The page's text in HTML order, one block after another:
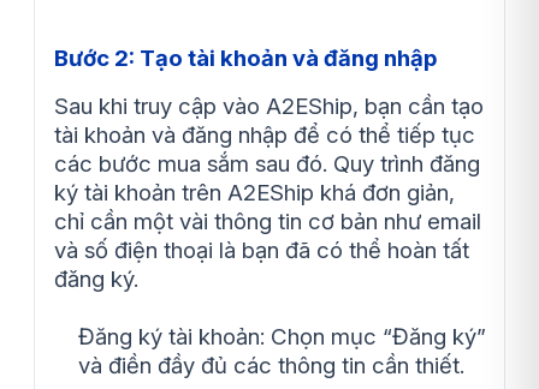
Bước 2: Tạo tài khoản và đăng nhập
Sau khi truy cập vào A2EShip, bạn cần tạo
tài khoản và đăng nhập để có thể tiếp tục
các bước mua sắm sau đó. Quy trình đăng
ký tài khoản trên A2EShip khá đơn giản,
chỉ cần một vài thông tin cơ bản như email
và số điện thoại là bạn đã có thể hoàn tất
đăng ký.
Đăng ký tài khoản: Chọn mục “Đăng ký”
và điền đầy đủ các thông tin cần thiết.